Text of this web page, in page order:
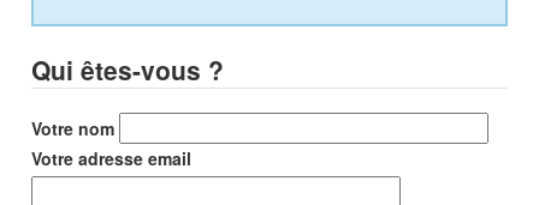
Qui êtes-vous ?
Votre nom
Votre adresse email